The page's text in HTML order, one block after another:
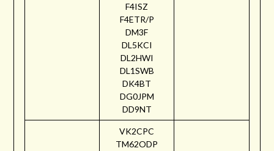
F4ISZ
F4ETR/P
DM3F
DL5KCI
DL2HWI
DL1SWB
DK4BT
DG0JPM
DD9NT
VK2CPC
TM62ODP